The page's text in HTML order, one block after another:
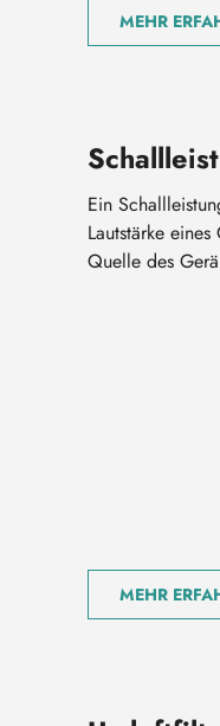
MEHR
Ein
Lautstärke
Quelle des
MEHR